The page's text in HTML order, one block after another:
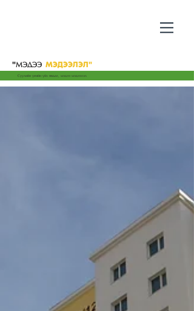
"МЭДЭЭ МЭДЭЭЛЭЛ"
Сүүлийн үеийн үйл явдал, мэдээ мэдээлэл